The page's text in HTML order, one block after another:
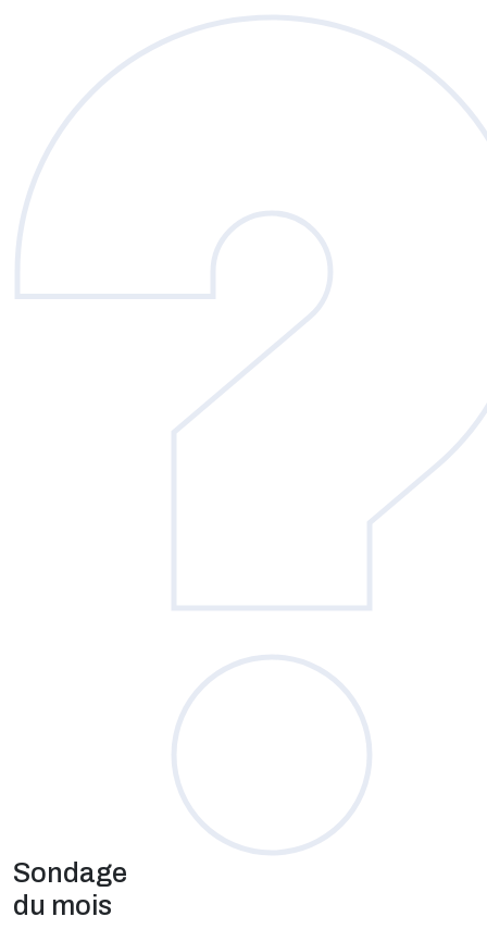
Sondage
du mois